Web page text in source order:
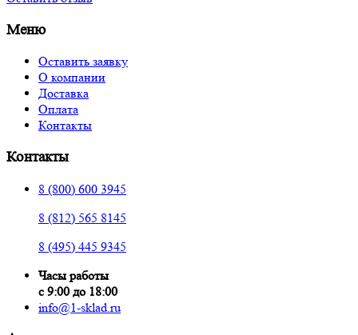
Меню
Оставить заявку
О компании
Доставка
Оплата
Контакты
Контакты
8 (800) 600 3945
8 (812) 565 8145
8 (495) 445 9345
Часы работы
с 9:00 до 18:00
info@1-sklad.ru